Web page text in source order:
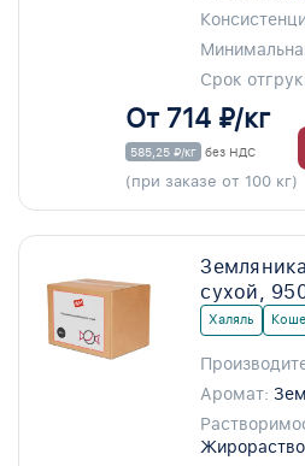
Срок
От 714 ₽/кг
585,25 ₽/кг без НДС
(при заказе от 100 кг)
сухой,
Халяль
Аромат: